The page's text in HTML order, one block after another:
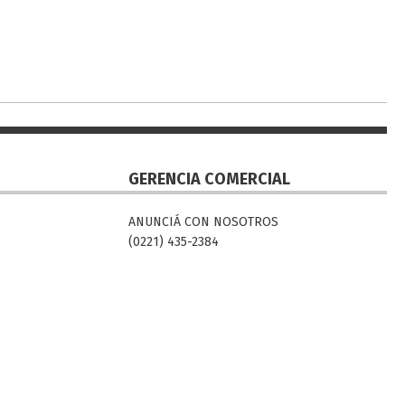
GERENCIA COMERCIAL
ANUNCIÁ CON NOSOTROS
(0221) 435-2384